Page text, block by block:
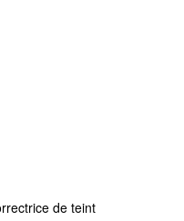
de teint